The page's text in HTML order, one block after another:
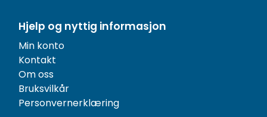
Hjelp og nyttig informasjon
Min konto
Kontakt
Om oss
Bruksvilkår
Personvernerklæring